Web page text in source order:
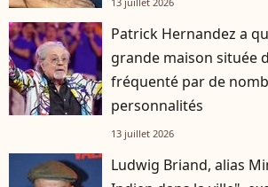
Patrick Hernandez a
grande maison située
fréquenté par de
personnalités
13 juillet 2026
Ludwig Briand, alias